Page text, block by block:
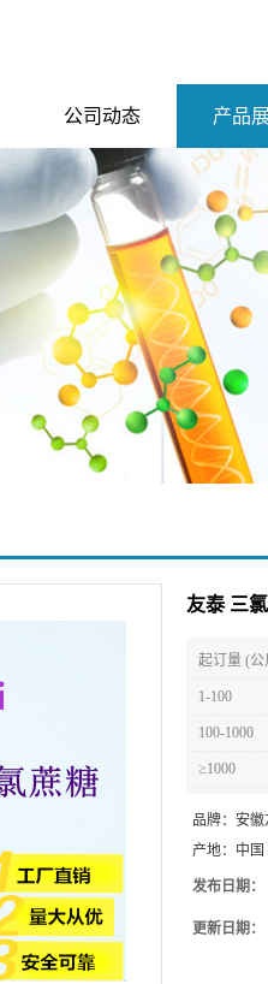
公司动态 产品
友泰 三
起订量 (公
1-100
100-1000
≥1000
品牌： 安徽
产地： 中国
发布日期：
更新日期：